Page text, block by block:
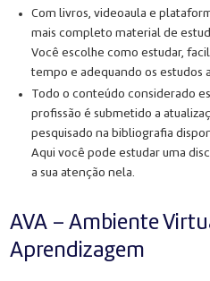
Com livros, videoaula e
mais completo material de
Você escolhe como estudar,
tempo e adequando os estudos
Todo o conteúdo considerado
profissão é submetido a
pesquisado na bibliografia
Aqui você pode estudar uma
a sua atenção nela.
AVA – Ambiente
Aprendizagem